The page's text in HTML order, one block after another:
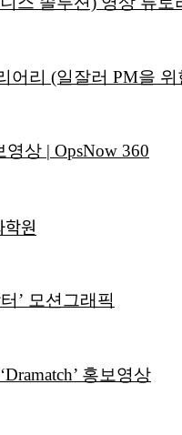
어리 (일잘러 PM을
상 | OpsNow 360
’ 모션그래픽
홍보영상